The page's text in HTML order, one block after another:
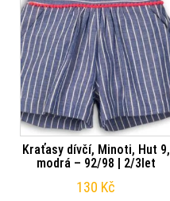
Kraťasy dívčí, Minoti, Hut 9,
modrá – 92/98 | 2/3let
130 Kč